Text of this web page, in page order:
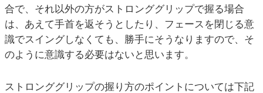
合で、それ以外の方がストロンググリップで握る場合
は、あえて手首を返そうとしたり、フェースを閉じる意
識でスイングしなくても、勝手にそうなりますので、そ
のように意識する必要はないと思います。
ストロンググリップの握り方のポイントについては下記